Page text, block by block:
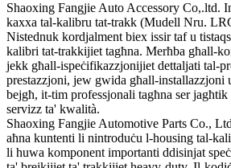
Shaoxing Fangjie Auto Accessory Co,.ltd.
kaxxa tal-kalibru tat-trakk (Mudell Nru.
Nistednuk kordjalment biex issir taf u
kalibri tat-trakkijiet tagħna. Merħba għall-
jekk għall-ispeċifikazzjonijiet dettaljati tal-
prestazzjoni, jew gwida għall-installazzjoni
bejgħ, it-tim professjonali tagħna ser
servizz ta' kwalità.
Shaoxing Fangjie Automotive Parts Co.,
aħna kuntenti li nintroduċu l-housing tal-
li huwa komponent importanti ddisinjat